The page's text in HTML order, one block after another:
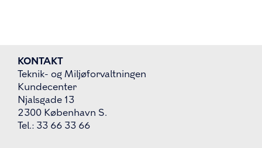
KONTAKT
Teknik- og Miljøforvaltningen
Kundecenter
Njalsgade 13
2300 København S.
Tel.: 33 66 33 66